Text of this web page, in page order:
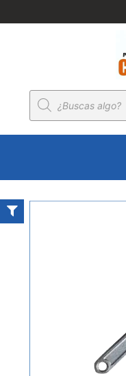
Búsqueda
de
productos